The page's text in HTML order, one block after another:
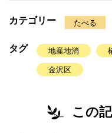
カテゴリー たべる
タグ 地産地消
金沢区
この